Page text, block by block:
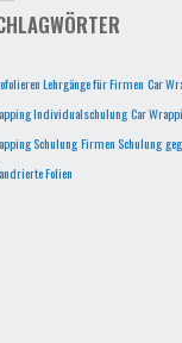
Lehrgänge für Firmen Car
Individualschulung Car
Schulung Firmen Schulung
Folien